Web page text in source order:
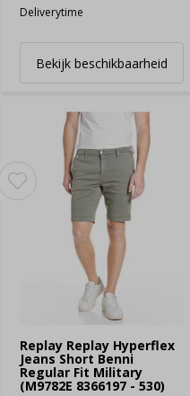
Deliverytime
Bekijk beschikbaarheid
Replay Replay Hyperflex
Jeans Short Benni
Regular Fit Military
(M9782E 8366197 - 530)